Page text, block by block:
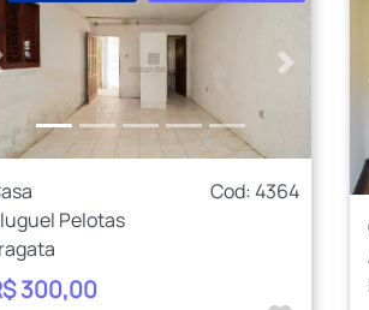
Próximo
Cod: 4364
Pelotas
300,00